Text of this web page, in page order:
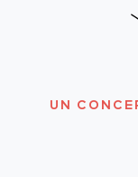
UN